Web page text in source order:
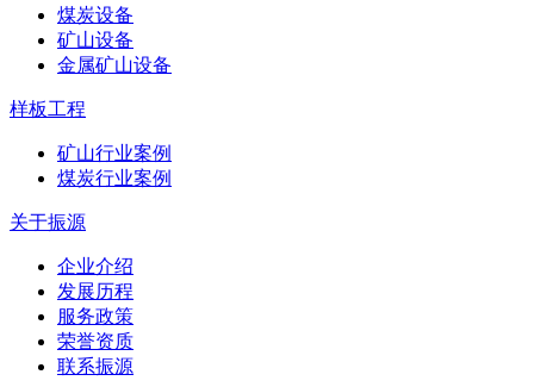
煤炭设备
矿山设备
金属矿山设备
样板工程
矿山行业案例
煤炭行业案例
关于振源
企业介绍
发展历程
服务政策
荣誉资质
联系振源